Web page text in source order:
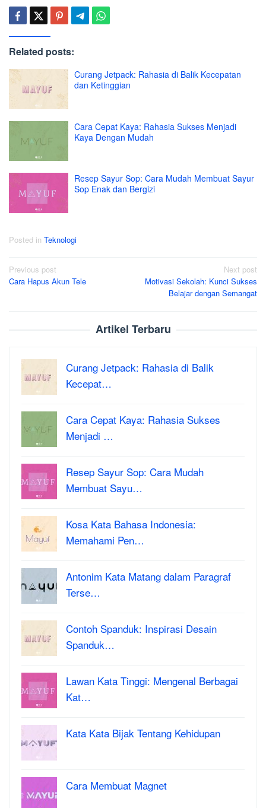
Related posts:
Curang Jetpack: Rahasia di Balik Kecepatan
dan Ketinggian
Cara Cepat Kaya: Rahasia Sukses Menjadi
Kaya Dengan Mudah
Resep Sayur Sop: Cara Mudah Membuat Sayur
Sop Enak dan Bergizi
Posted in Teknologi
Post
navigation
Previous post
Cara Hapus Akun Tele
Next post
Motivasi Sekolah: Kunci Sukses
Belajar dengan Semangat
Artikel Terbaru
Curang Jetpack: Rahasia di Balik
Kecepat…
Cara Cepat Kaya: Rahasia Sukses
Menjadi …
Resep Sayur Sop: Cara Mudah
Membuat Sayu…
Kosa Kata Bahasa Indonesia:
Memahami Pen…
Antonim Kata Matang dalam Paragraf
Terse…
Contoh Spanduk: Inspirasi Desain
Spanduk…
Lawan Kata Tinggi: Mengenal Berbagai
Kat…
Kata Kata Bijak Tentang Kehidupan
Cara Membuat Magnet